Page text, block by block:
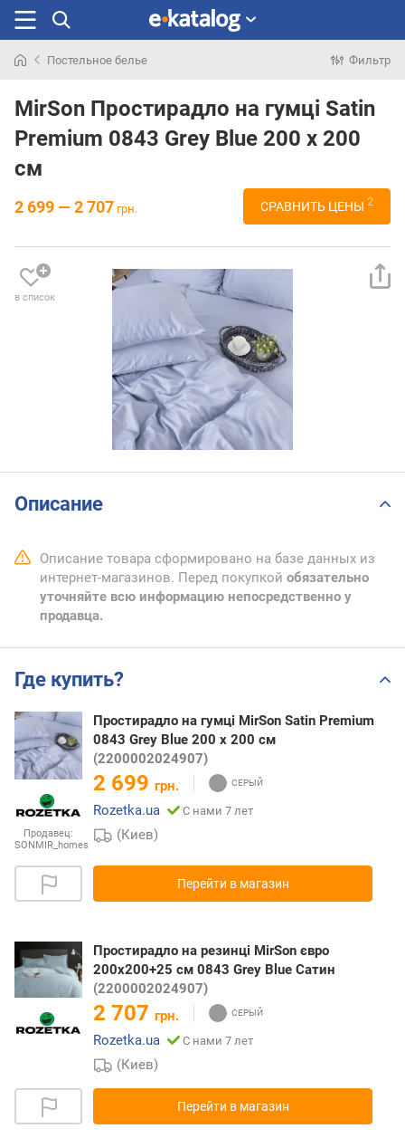
раньше
Постельное белье Фильтр
MirSon Простирадло на гумці Satin
Premium 0843 Grey Blue 200 х 200
см
2 699 — 2 707 грн. СРАВНИТЬ ЦЕНЫ 2
в список
Описание
Описание товара сформировано на базе данных из
интернет-магазинов. Перед покупкой обязательно
уточняйте всю информацию непосредственно у
продавца.
Где купить?
Продавец:
SONMIR_homes
Простирадло на гумці MirSon Satin Premium
0843 Grey Blue 200 х 200 см
(2200002024907)
2 699 грн.
Rozetka.ua
С нами 7 лет
(Киев)
Перейти в магазин
Простирадло на резинці MirSon євро
200x200+25 см 0843 Grey Blue Сатин
(2200002024907)
2 707 грн.
Rozetka.ua
С нами 7 лет
(Киев)
Перейти в магазин